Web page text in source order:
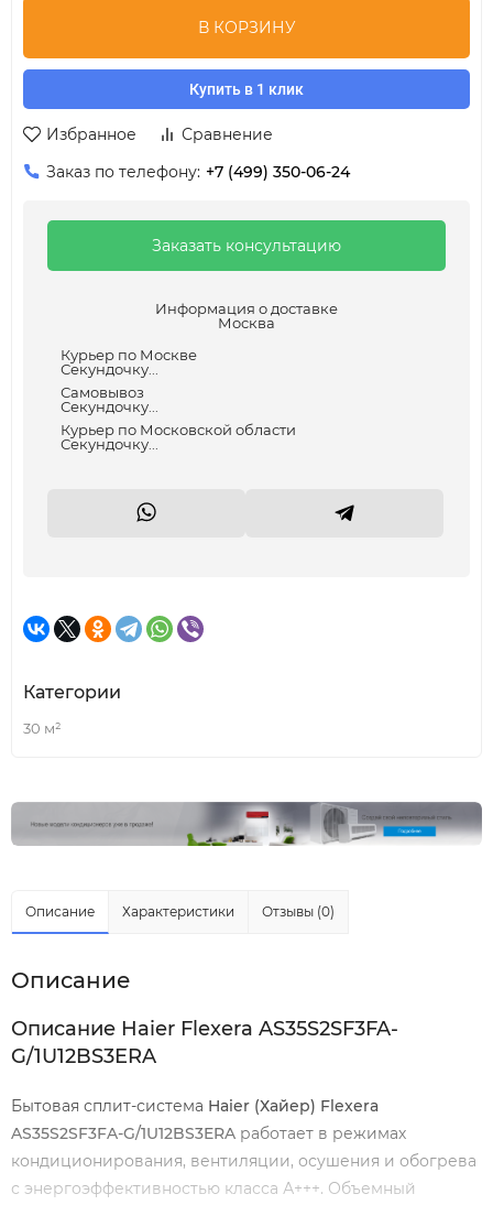
В КОРЗИНУ
Купить в 1 клик
Избранное
Сравнение
Заказ по телефону: +7 (499) 350-06-24
Заказать консультацию
Информация о доставке
Москва
Курьер по Москве
Секундочку...
Самовывоз
Секундочку...
Курьер по Московской области
Секундочку...
Категории
30 м²
Описание Характеристики Отзывы (0)
Описание
Описание Haier Flexera AS35S2SF3FA-
G/1U12BS3ERA
Бытовая сплит-система Haier (Хайер) Flexera
AS35S2SF3FA-G/1U12BS3ERA работает в режимах
кондиционирования, вентиляции, осушения и обогрева
с энергоэффективностью класса А+++. Объемный